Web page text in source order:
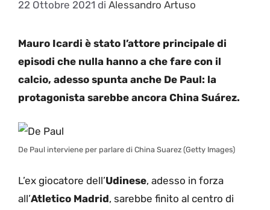
22 Ottobre 2021 di Alessandro Artuso
Mauro Icardi è stato l’attore principale di
episodi che nulla hanno a che fare con il
calcio, adesso spunta anche De Paul: la
protagonista sarebbe ancora China Suárez.
De Paul interviene per parlare di China Suarez (Getty Images)
L’ex giocatore dell’Udinese, adesso in forza
all’Atletico Madrid, sarebbe finito al centro di